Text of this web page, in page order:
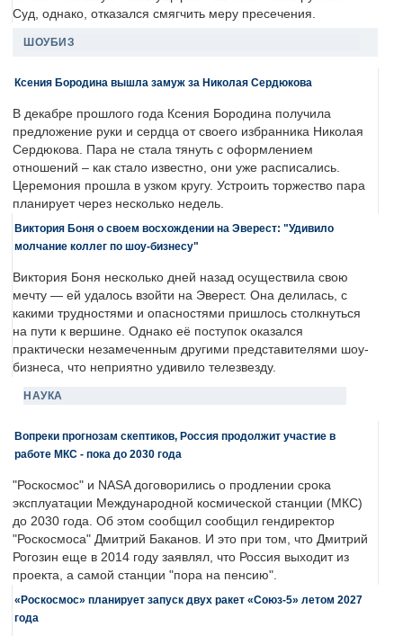
Суд, однако, отказался смягчить меру пресечения.
ШОУБИЗ
Ксения Бородина вышла замуж за Николая Сердюкова
В декабре прошлого года Ксения Бородина получила
предложение руки и сердца от своего избранника Николая
Сердюкова. Пара не стала тянуть с оформлением
отношений – как стало известно, они уже расписались.
Церемония прошла в узком кругу. Устроить торжество пара
планирует через несколько недель.
Виктория Боня о своем восхождении на Эверест: "Удивило
молчание коллег по шоу-бизнесу"
Виктория Боня несколько дней назад осуществила свою
мечту — ей удалось взойти на Эверест. Она делилась, с
какими трудностями и опасностями пришлось столкнуться
на пути к вершине. Однако её поступок оказался
практически незамеченным другими представителями шоу-
бизнеса, что неприятно удивило телезвезду.
НАУКА
Вопреки прогнозам скептиков, Россия продолжит участие в
работе МКС - пока до 2030 года
"Роскосмос" и NASA договорились о продлении срока
эксплуатации Международной космической станции (МКС)
до 2030 года. Об этом сообщил сообщил гендиректор
"Роскосмоса" Дмитрий Баканов. И это при том, что Дмитрий
Рогозин еще в 2014 году заявлял, что Россия выходит из
проекта, а самой станции "пора на пенсию".
«Роскосмос» планирует запуск двух ракет «Союз-5» летом 2027
года